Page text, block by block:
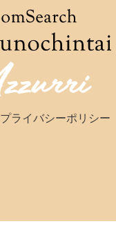
プライバシーポリシー